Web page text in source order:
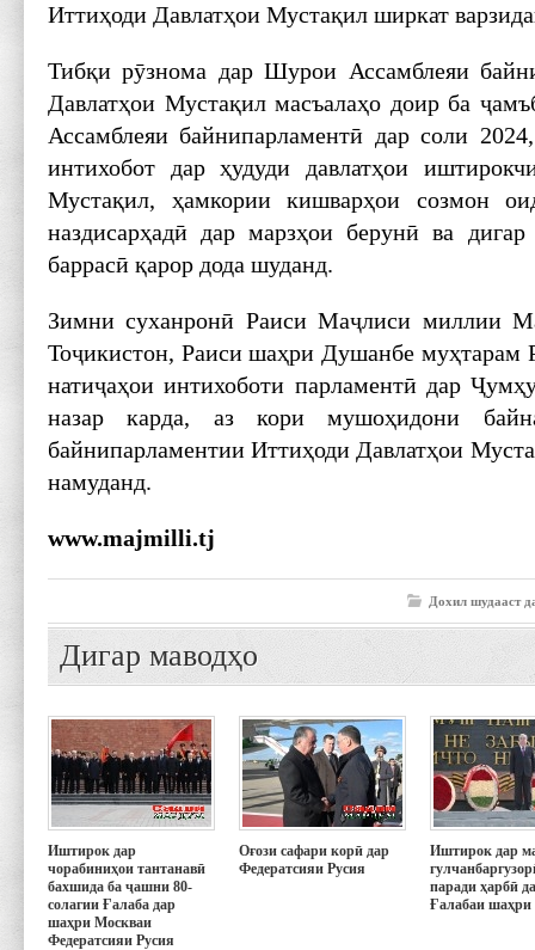
Иттиҳоди Давлатҳои Мустақил ширкат
Тибқи рӯзнома дар Шурои Ассамблеяи
Давлатҳои Мус­тақил масъалаҳо доир ба
Ассамблеяи байнипарламентӣ дар соли
интихобот дар ҳудуди давлатҳои
Мустақил, ҳамкории кишварҳои созмон
наздисарҳадӣ дар марзҳои берунӣ ва
баррасӣ қарор дода шуданд.
Зимни суханронӣ Раиси Маҷлиси миллии
Тоҷикистон, Раиси шаҳри Душанбе муҳтарам
натиҷаҳои интихоботи парламентӣ дар
назар карда, аз кори мушоҳидони
байнипарламентии Иттиҳоди Давлатҳои
намуданд.
www.majmilli.tj
Дохил шудааст
Дигар маводҳо
Иштирок дар
чорабиниҳои тантанавӣ
бахшида ба ҷашни 80-
солагии Ғалаба дар
шаҳри Москваи
Федератсияи Русия
Оғози сафари корӣ дар
Федератсияи Русия
Иштирок дар
паради ҳарбӣ
Ғалабаи